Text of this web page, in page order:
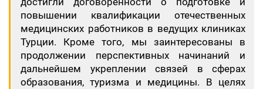
повышении квалификации отечественных
медицинских работников в ведущих клиниках
Турции. Кроме того, мы заинтересованы в
продолжении перспективных начинаний и
дальнейшем укреплении связей в сферах
образования, туризма и медицины. В целях